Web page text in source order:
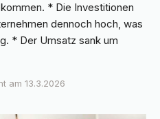
* Die Investitionen
dennoch hoch, was
* Der Umsatz sank um
am 13.3.2026